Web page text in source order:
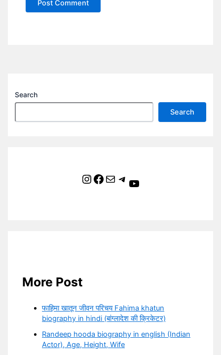
Search
Search
Instagram Facebook Mail Telegram YouTube
More Post
फाहिमा खातून जीवन परिचय Fahima khatun
biography in hindi (बांग्लादेश की क्रिकेटर)
Randeep hooda biography in english (Indian
Actor), Age, Height, Wife